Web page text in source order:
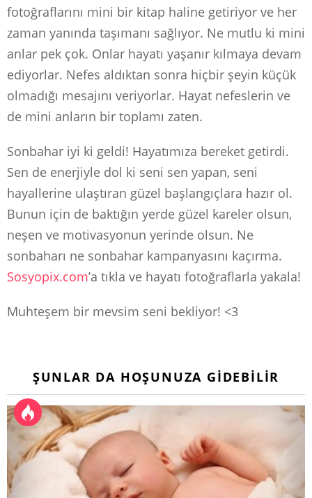
fotoğraflarını mini bir kitap haline getiriyor ve her
zaman yanında taşımanı sağlıyor. Ne mutlu ki mini
anlar pek çok. Onlar hayatı yaşanır kılmaya devam
ediyorlar. Nefes aldıktan sonra hiçbir şeyin küçük
olmadığı mesajını veriyorlar. Hayat nefeslerin ve
de mini anların bir toplamı zaten.
Sonbahar iyi ki geldi! Hayatımıza bereket getirdi.
Sen de enerjiyle dol ki seni sen yapan, seni
hayallerine ulaştıran güzel başlangıçlara hazır ol.
Bunun için de baktığın yerde güzel kareler olsun,
neşen ve motivasyonun yerinde olsun. Ne
sonbaharı ne sonbahar kampanyasını kaçırma.
Sosyopix.com’a tıkla ve hayatı fotoğraflarla yakala!
Muhteşem bir mevsim seni bekliyor! <3
ŞUNLAR DA HOŞUNUZA GIDEBILIR